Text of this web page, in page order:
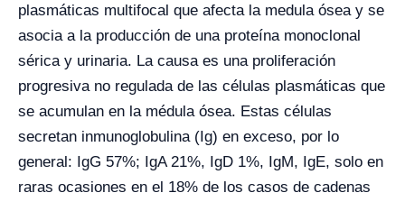
plasmáticas multifocal que afecta la medula ósea y se
asocia a la producción de una proteína monoclonal
sérica y urinaria. La causa es una proliferación
progresiva no regulada de las células plasmáticas que
se acumulan en la médula ósea. Estas células
secretan inmunoglobulina (Ig) en exceso, por lo
general: IgG 57%; IgA 21%, IgD 1%, IgM, IgE, solo en
raras ocasiones en el 18% de los casos de cadenas